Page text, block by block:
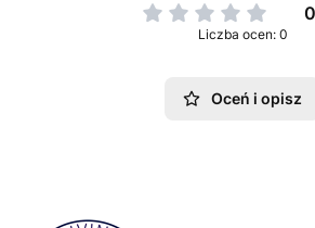
Liczba ocen: 0
Oceń i opisz